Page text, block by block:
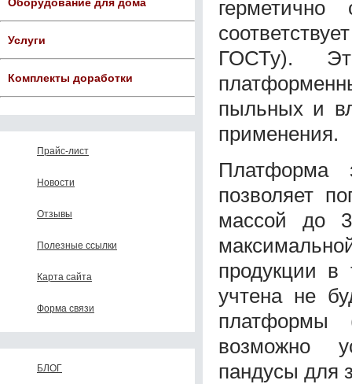
Услуги
Комплекты доработки
Прайс-лист
Новости
Отзывы
Полезные ссылки
Карта сайта
Форма связи
БЛОГ
герметично
ГОСТу).
пыльных и
применения.
Платформа
позволяет
массой до 3
продукции
учтена не
платформы
возможно
пандусы для